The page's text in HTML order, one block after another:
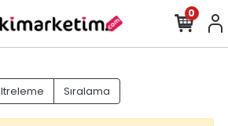
0
Sıralama